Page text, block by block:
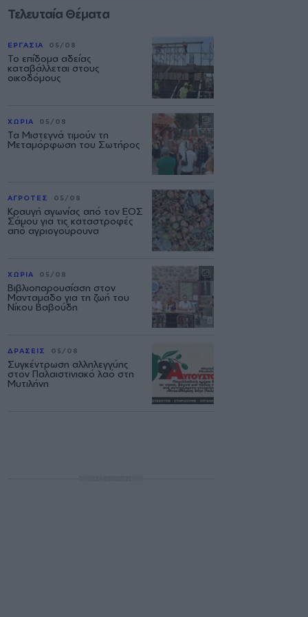
Τελευταία Θέματα
ΕΡΓΑΣΙΑ 05/08
Το επίδομα αδείας
καταβάλλεται στους
οικοδόμους
ΧΩΡΙΑ 05/08
Τα Μιστεγνά τιμούν τη
Μεταμόρφωση του Σωτήρος
ΑΓΡΟΤΕΣ 05/08
Κραυγή αγωνίας από τον ΕΟΣ
Σάμου για τις καταστροφές
από αγριογούρουνα
ΧΩΡΙΑ 05/08
Βιβλιοπαρουσίαση στον
Μανταμάδο για τη ζωή του
Νίκου Βαβούδη
ΔΡΑΣΕΙΣ 05/08
Συγκέντρωση αλληλεγγύης
στον Παλαιστινιακό λαό στη
Μυτιλήνη